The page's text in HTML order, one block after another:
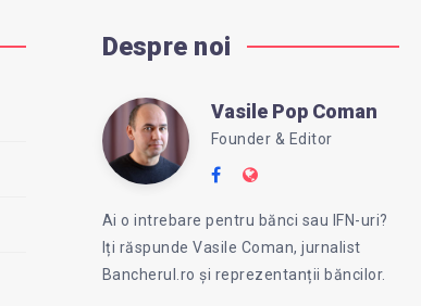
Despre noi
Vasile
Pop
Coman
Vasile Pop Coman
Founder & Editor
Follow
on
Website:
Ai o intrebare pentru bănci sau IFN-uri?
Iți răspunde Vasile Coman, jurnalist
Bancherul.ro și reprezentanții băncilor.